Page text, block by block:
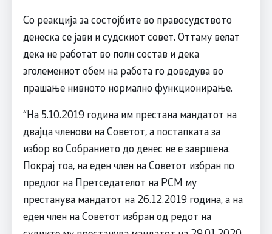
Со реакција за состојбите во правосудството
денеска се јави и судскиот совет. Оттаму велат
дека не работат во полн состав и дека
зголемениот обем на работа го доведува во
прашање нивното нормално функционирање.
“На 5.10.2019 година им престана мандатот на
двајца членови на Советот, а постапката за
избор во Собранието до денес не е завршена.
Покрај тоа, на еден член на Советот избран по
предлог на Претседателот на РСМ му
престанува мандатот на 26.12.2019 година, а на
еден член на Советот избран од редот на